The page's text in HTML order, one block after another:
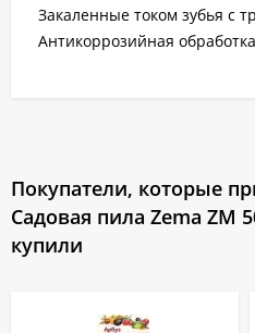
Закаленные током зубья с
Антикоррозийная
Покупатели, которые
Садовая пила Zema ZM
купили